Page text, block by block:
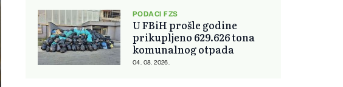
PODACI FZS
U FBiH prošle godine
prikupljeno 629.626 tona
komunalnog otpada
04. 08. 2026.